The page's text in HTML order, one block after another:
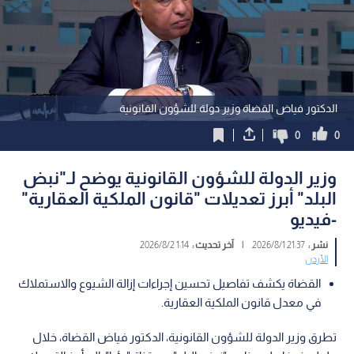
الدكتور فياض القضاة وزير دولة للشؤون القانونية
0
0
وزير الدولة للشؤون القانونية يوضح لـ"نبض
البلد" أبرز تعديلات "قانون الملكية العقارية"
-فيديو
نشر :21:37 2026/8/1
| آخر تحديث :1:14 2026/8/2
الأردن
القضاة يكشف تفاصيل تحسين إجراءات إزالة الشيوع والاستملاك
في معدل قانون الملكية العقارية.
تطرق وزير الدولة للشؤون القانونية، الدكتور فياض القضاة، خلال